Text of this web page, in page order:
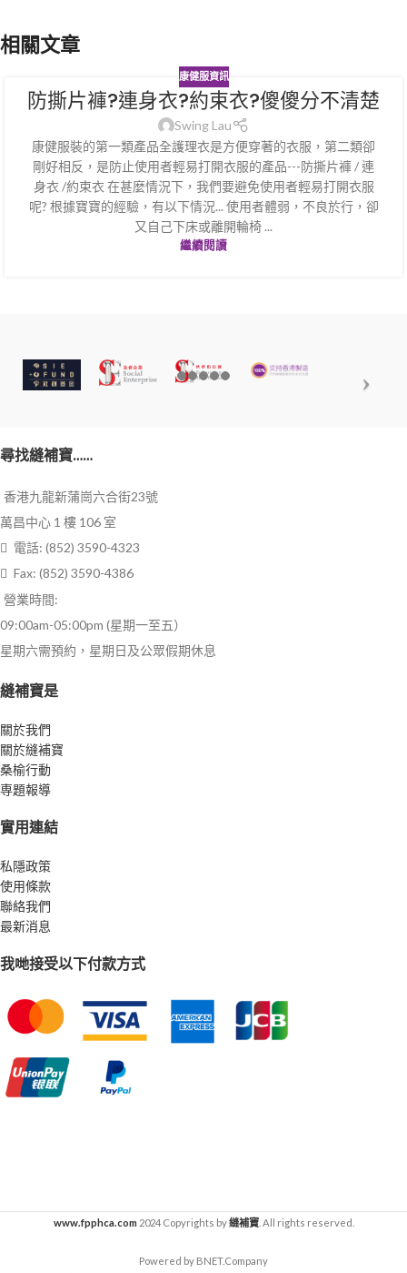
相關文章
康健服資訊
防撕片褲?連身衣?約束衣?傻傻分不清楚
Swing Lau
康健服裝的第一類產品全護理衣是方便穿著的衣服，第二類卻
剛好相反，是防止使用者輕易打開衣服的產品---防撕片褲 / 連
身衣 /約束衣 在甚麼情況下，我們要避免使用者輕易打開衣服
呢? 根據寶寶的經驗，有以下情況... 使用者體弱，不良於行，卻
又自己下床或離開輪椅 ...
繼續閱讀
尋找縫補寶……
香港九龍新蒲崗六合街23號
萬昌中心 1 樓 106 室
電話: (852) 3590-4323
Fax: (852) 3590-4386
營業時間:
09:00am-05:00pm (星期一至五）
星期六需預約，星期日及公眾假期休息
縫補寶是
關於我們
關於縫補寶
桑榆行動
専題報導
實用連結
私隱政策
使用條款
聯絡我們
最新消息
我哋接受以下付款方式
www.fpphca.com 2024 Copyrights by縫補寶. All rights reserved.
Powered by BNET.Company